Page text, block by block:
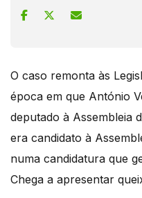
O caso remonta às
época em que António
deputado à Assembleia
era candidato à
numa candidatura que
Chega a apresentar